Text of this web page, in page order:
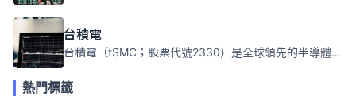
台積電
台積電（tSMC；股票代號2330）是全球領先的半導體代工公司，成立於1987年，總部位於台灣新竹。且已於美國、日本、德國及中國設廠，台積電是全球首家專業積體電路製造服務公司，也是全球最先進和最大規模的半導體代工廠。
熱門標籤